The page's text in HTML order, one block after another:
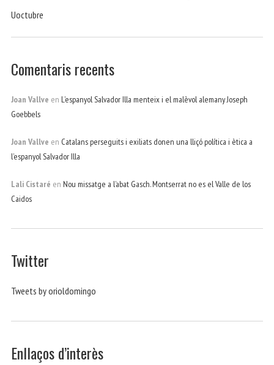
Uoctubre
Comentaris recents
Joan Vallve en L’espanyol Salvador Illa menteix i el malèvol alemany Joseph
Goebbels
Joan Vallve en Catalans perseguits i exiliats donen una lliçó política i ètica a
l’espanyol Salvador Illa
Lali Cistaré en Nou missatge a l’abat Gasch. Montserrat no es el Valle de los
Caidos
Twitter
Tweets by orioldomingo
Enllaços d’interès